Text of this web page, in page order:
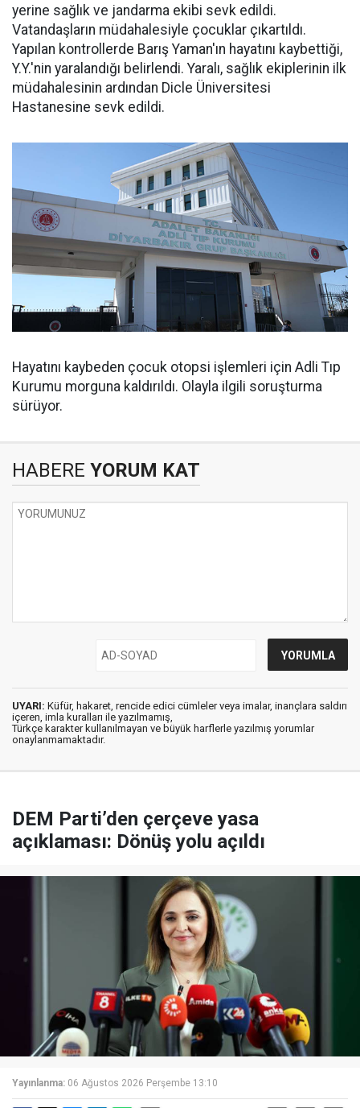
yerine sağlık ve jandarma ekibi sevk edildi.
Vatandaşların müdahalesiyle çocuklar çıkartıldı.
Yapılan kontrollerde Barış Yaman'ın hayatını kaybettiği,
Y.Y.'nin yaralandığı belirlendi. Yaralı, sağlık ekiplerinin ilk
müdahalesinin ardından Dicle Üniversitesi
Hastanesine sevk edildi.
Hayatını kaybeden çocuk otopsi işlemleri için Adli Tıp
Kurumu morguna kaldırıldı. Olayla ilgili soruşturma
sürüyor.
HABERE YORUM KAT
UYARI: Küfür, hakaret, rencide edici cümleler veya imalar, inançlara saldırı
içeren, imla kuralları ile yazılmamış,
Türkçe karakter kullanılmayan ve büyük harflerle yazılmış yorumlar
onaylanmamaktadır.
DEM Parti’den çerçeve yasa
açıklaması: Dönüş yolu açıldı
Yayınlanma: 06 Ağustos 2026 Perşembe 13:10